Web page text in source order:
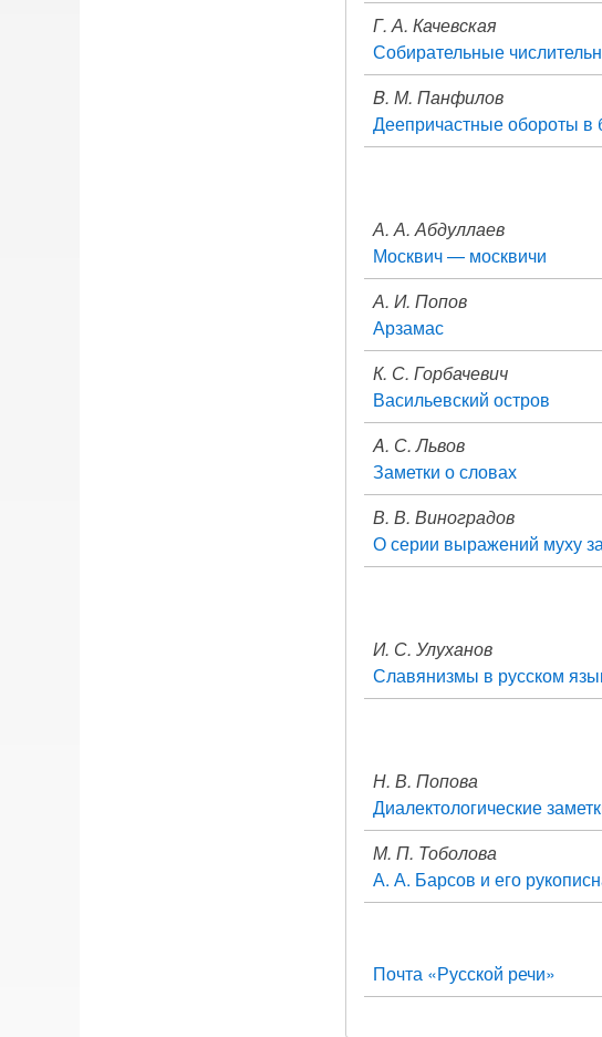
Г. А. Качевская
Собирательные
B. М. Панфилов
Деепричастные обороты в
А. А. Абдуллаев
Москвич — москвичи
А. И. Попов
Арзамас
К. С. Горбачевич
Васильевский остров
A. С. Львов
Заметки о словах
В. В. Виноградов
О серии выражений муху
И. С. Улуханов
Славянизмы в русском
Н. В. Попова
Диалектологические
М. П. Тоболова
А. А. Барсов и его
Почта «Русской речи»